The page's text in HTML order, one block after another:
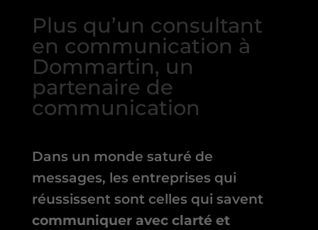
Plus qu’un consultant
en communication à
Dommartin, un
partenaire de
communication
Dans un monde saturé de
messages, les entreprises qui
réussissent sont celles qui savent
communiquer avec clarté et